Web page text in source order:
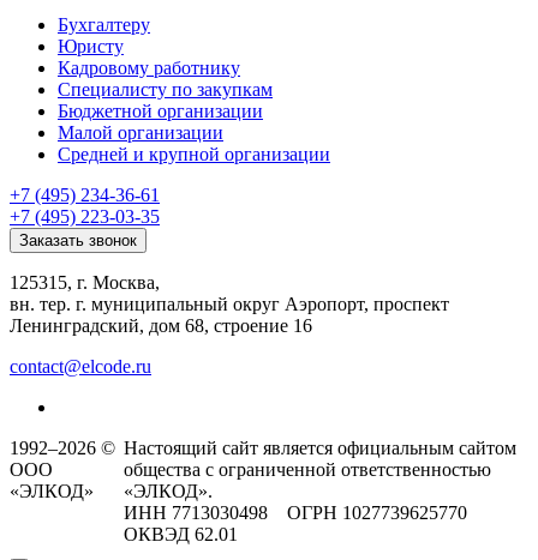
Бухгалтеру
Юристу
Кадровому работнику
Специалисту по закупкам
Бюджетной организации
Малой организации
Средней и крупной организации
+7 (495) 234-36-61
+7 (495) 223-03-35
Заказать звонок
125315, г. Москва,
вн. тер. г. муниципальный округ Аэропорт, проспект
Ленинградский, дом 68, строение 16
contact@elcode.ru
1992–2026 ©
ООО
«ЭЛКОД»
Настоящий сайт является официальным сайтом
общества с ограниченной ответственностью
«ЭЛКОД».
ИНН 7713030498 ОГРН 1027739625770
ОКВЭД 62.01